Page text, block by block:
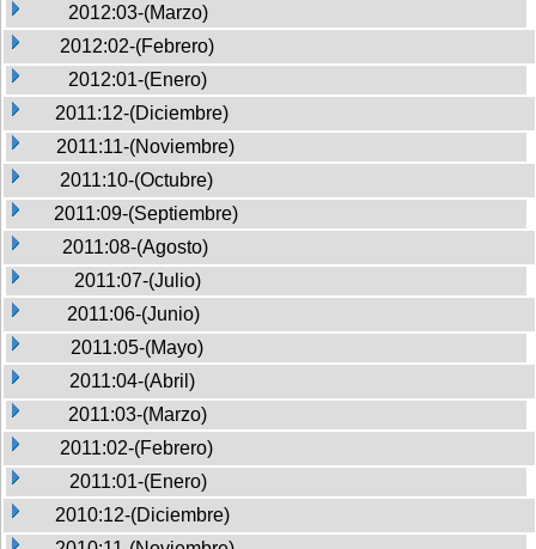
2012:03-(Marzo)
2012:02-(Febrero)
2012:01-(Enero)
2011:12-(Diciembre)
2011:11-(Noviembre)
2011:10-(Octubre)
2011:09-(Septiembre)
2011:08-(Agosto)
2011:07-(Julio)
2011:06-(Junio)
2011:05-(Mayo)
2011:04-(Abril)
2011:03-(Marzo)
2011:02-(Febrero)
2011:01-(Enero)
2010:12-(Diciembre)